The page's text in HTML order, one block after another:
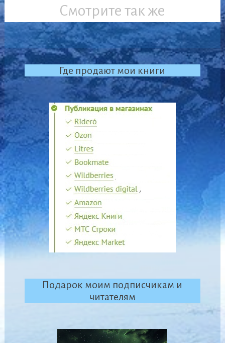
Смотрите так же
Где продают мои книги
Подарок моим подписчикам и
читателям